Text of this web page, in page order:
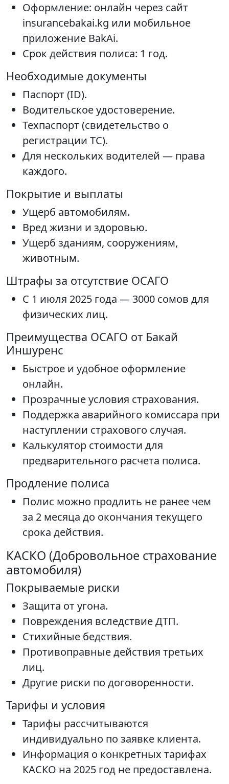
Оформление: онлайн через сайт
insurancebakai.kg или мобильное
приложение BakAi.
Срок действия полиса: 1 год.
Необходимые документы
Паспорт (ID).
Водительское удостоверение.
Техпаспорт (свидетельство о
регистрации ТС).
Для нескольких водителей — права
каждого.
Покрытие и выплаты
Ущерб автомобилям.
Вред жизни и здоровью.
Ущерб зданиям, сооружениям,
животным.
Штрафы за отсутствие ОСАГО
С 1 июля 2025 года — 3000 сомов для
физических лиц.
Преимущества ОСАГО от Бакай
Иншуренс
Быстрое и удобное оформление
онлайн.
Прозрачные условия страхования.
Поддержка аварийного комиссара при
наступлении страхового случая.
Калькулятор стоимости для
предварительного расчета полиса.
Продление полиса
Полис можно продлить не ранее чем
за 2 месяца до окончания текущего
срока действия.
КАСКО (Добровольное страхование
автомобиля)
Покрываемые риски
Защита от угона.
Повреждения вследствие ДТП.
Стихийные бедствия.
Противоправные действия третьих
лиц.
Другие риски по договоренности.
Тарифы и условия
Тарифы рассчитываются
индивидуально по заявке клиента.
Информация о конкретных тарифах
КАСКО на 2025 год не предоставлена.